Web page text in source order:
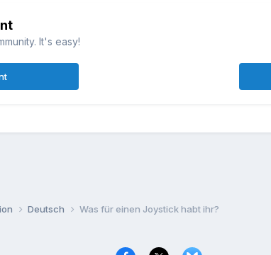
It's easy!
Deutsch Was für einen Joystick habt ihr?